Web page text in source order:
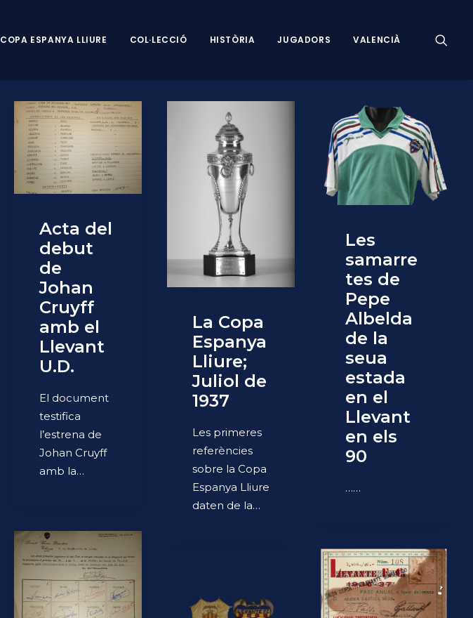
COPA ESPANYA LLIURE COL·LECCIÓ HISTÒRIA JUGADORS VALENCIÀ
Acta del
debut
de
Johan
Cruyff
amb el
Llevant
U.D.
El document
testifica
l’estrena de
Johan Cruyff
amb la…
La Copa
Espanya
Lliure;
Juliol de
1937
Les primeres
referències
sobre la Copa
Espanya Lliure
daten de la…
Les
samarre
tes de
Pepe
Albelda
de la
seua
estada
en el
Llevant
en els
90
……